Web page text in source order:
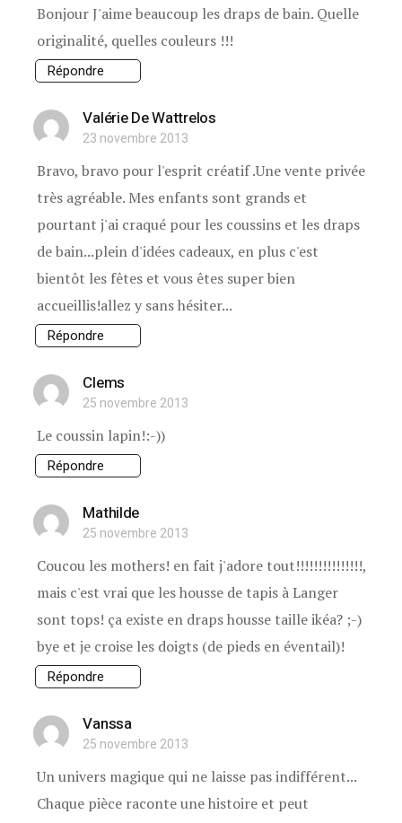
Bonjour J'aime beaucoup les draps de bain. Quelle
originalité, quelles couleurs !!!
Répondre
Valérie De Wattrelos
23 novembre 2013
Bravo, bravo pour l'esprit créatif .Une vente privée
très agréable. Mes enfants sont grands et
pourtant j'ai craqué pour les coussins et les draps
de bain...plein d'idées cadeaux, en plus c'est
bientôt les fêtes et vous êtes super bien
accueillis!allez y sans hésiter...
Répondre
Clems
25 novembre 2013
Le coussin lapin!:-))
Répondre
Mathilde
25 novembre 2013
Coucou les mothers! en fait j'adore tout!!!!!!!!!!!!!!!,
mais c'est vrai que les housse de tapis à Langer
sont tops! ça existe en draps housse taille ikéa? ;-)
bye et je croise les doigts (de pieds en éventail)!
Répondre
Vanssa
25 novembre 2013
Un univers magique qui ne laisse pas indifférent...
Chaque pièce raconte une histoire et peut